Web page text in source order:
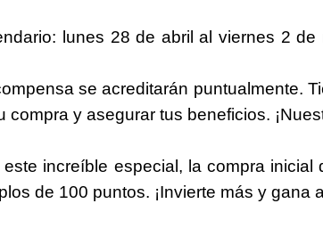
lunes 28 de abril al viernes 2 de
se acreditarán puntualmente.
compra y asegurar tus beneficios.
increíble especial, la compra inicial
de 100 puntos. ¡Invierte más y gana